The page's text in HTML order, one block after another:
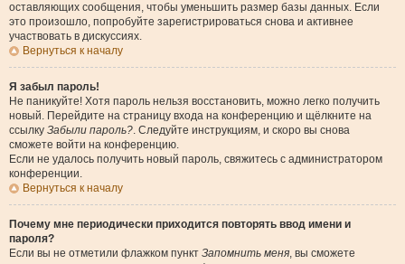
оставляющих сообщения, чтобы уменьшить размер базы данных. Если
это произошло, попробуйте зарегистрироваться снова и активнее
участвовать в дискуссиях.
Вернуться к началу
Я забыл пароль!
Не паникуйте! Хотя пароль нельзя восстановить, можно легко получить
новый. Перейдите на страницу входа на конференцию и щёлкните на
ссылку Забыли пароль?. Следуйте инструкциям, и скоро вы снова
сможете войти на конференцию.
Если не удалось получить новый пароль, свяжитесь с администратором
конференции.
Вернуться к началу
Почему мне периодически приходится повторять ввод имени и
пароля?
Если вы не отметили флажком пункт Запомнить меня, вы сможете